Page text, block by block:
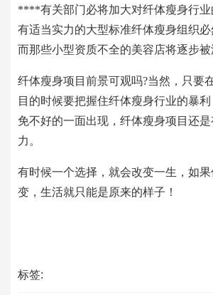
****有关部门必将加大对纤体瘦身行
有适当实力的大型标准纤体瘦身组织必
而那些小型资质不全的美容店将逐步被
纤体瘦身项目前景可观吗?当然，只要
目的时候要把握住纤体瘦身行业的暴
免不好的一面出现，纤体瘦身项目还
力。
有时候一个选择，就会改变一生，如
变，生活就只能是原来的样子！
标签: